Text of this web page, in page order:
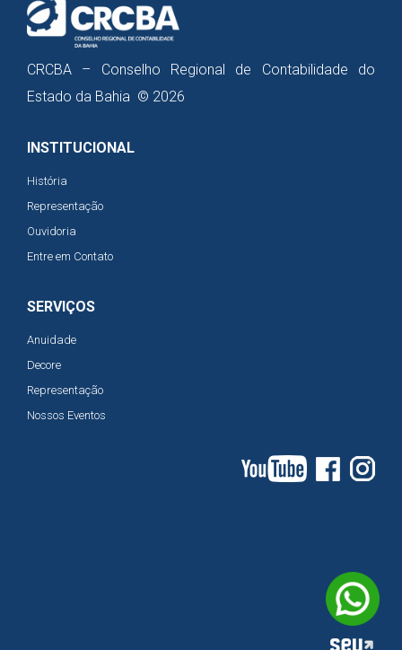
CRCBA – Conselho Regional de Contabilidade do
Estado da Bahia © 2026
INSTITUCIONAL
História
Representação
Ouvidoria
Entre em Contato
SERVIÇOS
Anuidade
Decore
Representação
Nossos Eventos